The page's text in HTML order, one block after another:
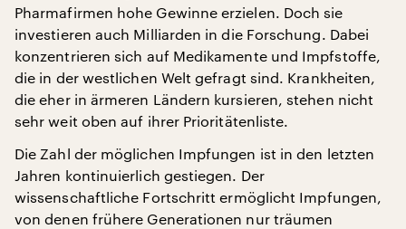
Pharmafirmen hohe Gewinne erzielen. Doch sie
investieren auch Milliarden in die Forschung. Dabei
konzentrieren sich auf Medikamente und Impfstoffe,
die in der westlichen Welt gefragt sind. Krankheiten,
die eher in ärmeren Ländern kursieren, stehen nicht
sehr weit oben auf ihrer Prioritätenliste.
Die Zahl der möglichen Impfungen ist in den letzten
Jahren kontinuierlich gestiegen. Der
wissenschaftliche Fortschritt ermöglicht Impfungen,
von denen frühere Generationen nur träumen